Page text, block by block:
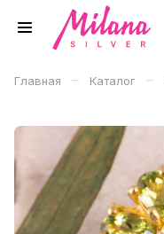
Главная – Каталог –